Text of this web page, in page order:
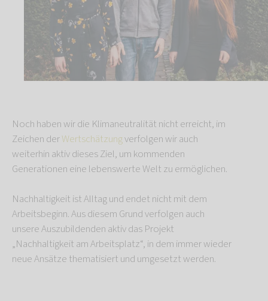
Noch haben wir die Klimaneutralität nicht erreicht, im
Zeichen derWertschätzungverfolgen wir auch
weiterhin aktiv dieses Ziel, um kommenden
Generationen eine lebenswerte Welt zu ermöglichen.
Nachhaltigkeit ist Alltag und endet nicht mit dem
Arbeitsbeginn. Aus diesem Grund verfolgen auch
unsere Auszubildenden aktiv das Projekt
„Nachhaltigkeit am Arbeitsplatz“, in dem immer wieder
neue Ansätze thematisiert und umgesetzt werden.